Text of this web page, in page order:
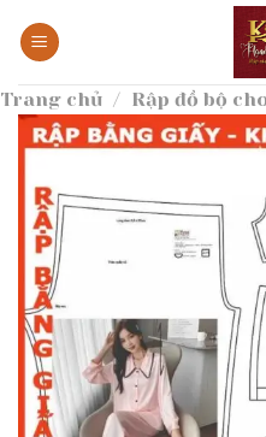
qua
dung
Trang chủ / Rập đồ bộ